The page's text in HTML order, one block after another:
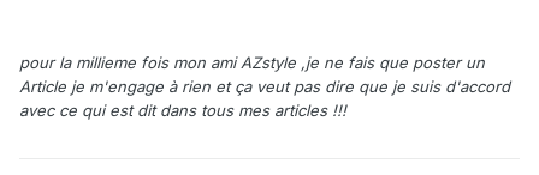
pour la millieme fois mon ami AZstyle ,je ne fais que poster un
Article je m'engage à rien et ça veut pas dire que je suis d'accord
avec ce qui est dit dans tous mes articles !!!